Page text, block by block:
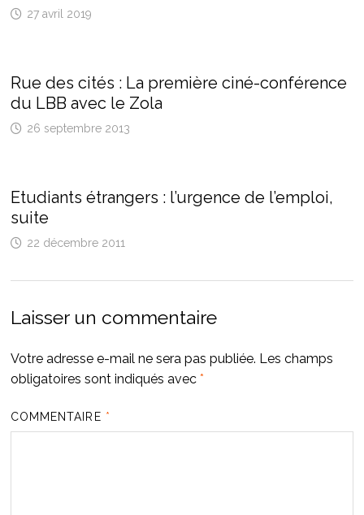
27 avril 2019
Rue des cités : La première ciné-conférence
du LBB avec le Zola
26 septembre 2013
Etudiants étrangers : l’urgence de l’emploi,
suite
22 décembre 2011
Laisser un commentaire
Votre adresse e-mail ne sera pas publiée. Les champs
obligatoires sont indiqués avec *
COMMENTAIRE *